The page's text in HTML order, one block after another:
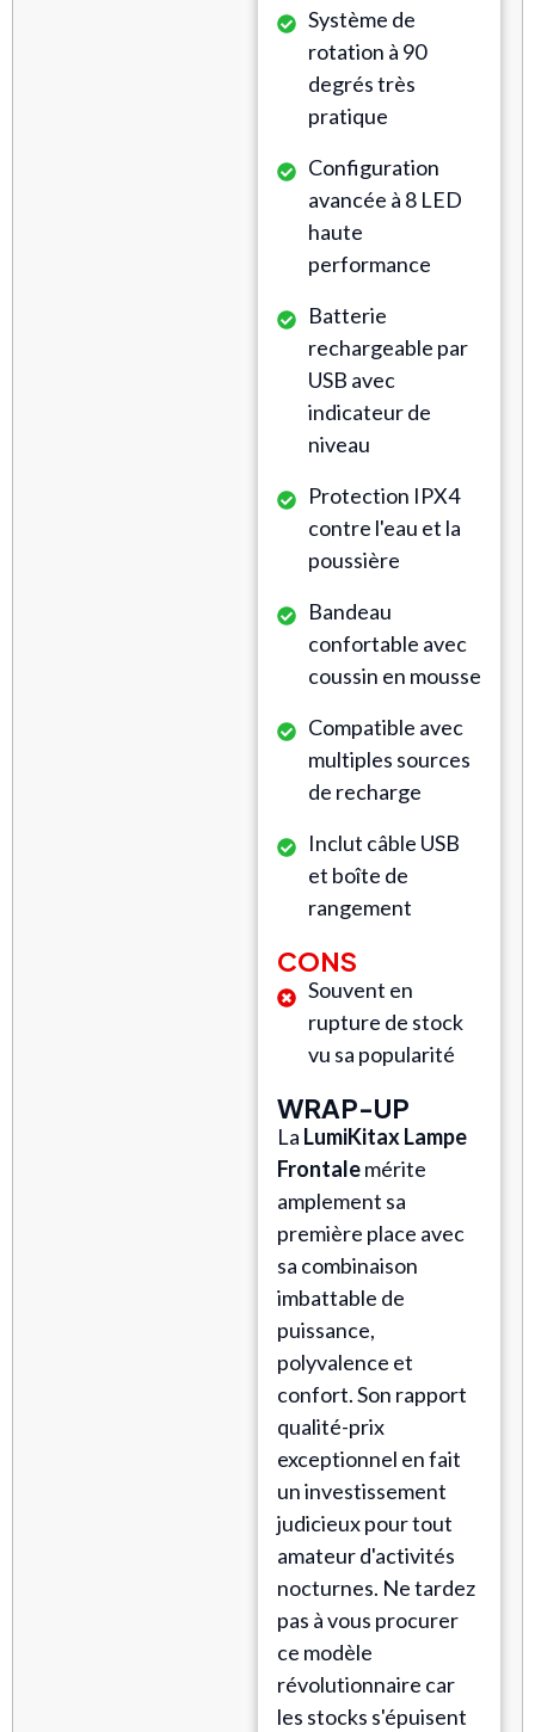
Système de
rotation à 90
degrés très
pratique
Configuration
avancée à 8 LED
haute
performance
Batterie
rechargeable par
USB avec
indicateur de
niveau
Protection IPX4
contre l'eau et la
poussière
Bandeau
confortable avec
coussin en mousse
Compatible avec
multiples sources
de recharge
Inclut câble USB
et boîte de
rangement
CONS
Souvent en
rupture de stock
vu sa popularité
WRAP-UP
La LumiKitax Lampe
Frontalemérite
amplement sa
première place avec
sa combinaison
imbattable de
puissance,
polyvalence et
confort. Son rapport
qualité-prix
exceptionnel en fait
un investissement
judicieux pour tout
amateur d'activités
nocturnes. Ne tardez
pas à vous procurer
ce modèle
révolutionnaire car
les stocks s'épuisent